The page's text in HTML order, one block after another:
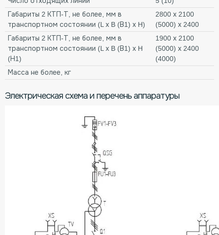
Габариты 2 КТП-Т, не более, мм в
транспортном состоянии (L х B (В1) х H)
2800 х 2100
(5000) х 2400
Габариты 2 КТП-Т, не более, мм в
транспортном состоянии (L х B (В1) х H
(Н1)
1900 х 2100
(5000) х 2400
(4000)
Масса не более, кг
Электрическая схема и перечень аппаратуры